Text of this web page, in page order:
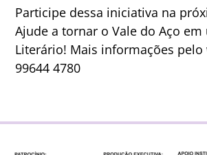
Participe dessa iniciativa na
Ajude a tornar o Vale do Aço em
Literário! Mais informações pelo
99644 4780